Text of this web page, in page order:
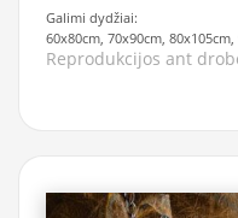
Galimi dydžiai:
60x80cm, 70x90cm,
Reprodukcijos ant